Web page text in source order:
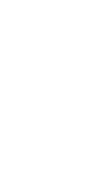
أم
يصبح
أرشيف